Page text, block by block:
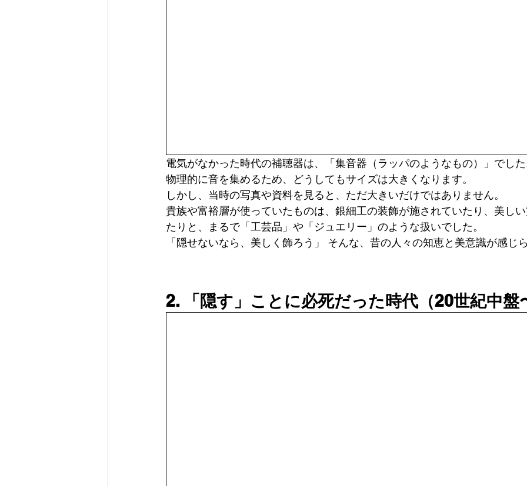
電気がなかった時代の補聴器は、「集音器（ラッパのようなもの）」でし
物理的に音を集めるため、どうしてもサイズは大きくなります。
しかし、当時の写真や資料を見ると、ただ大きいだけではありません。
貴族や富裕層が使っていたものは、銀細工の装飾が施されていたり、美し
たりと、まるで「工芸品」や「ジュエリー」のような扱いでした。
「隠せないなら、美しく飾ろう」 そんな、昔の人々の知恵と美意識が感じ
2. 「隠す」ことに必死だった時代（20世紀中